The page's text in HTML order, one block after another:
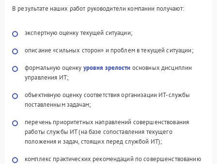
В результате наших работ руководители компании получают:
экспертную оценку текущей ситуации;
описание «сильных сторон» и проблем в текущей ситуации;
формальную оценку уровня зрелости основных дисциплин
управления ИТ;
объективную оценку соответствия организации ИТ-службы
поставленным задачам;
перечень приоритетных направлений совершенствования
работы службы ИТ (на базе сопоставления текущего
положения и задач, стоящих перед службой ИТ);
комплекс практических рекомендаций по совершенствованию